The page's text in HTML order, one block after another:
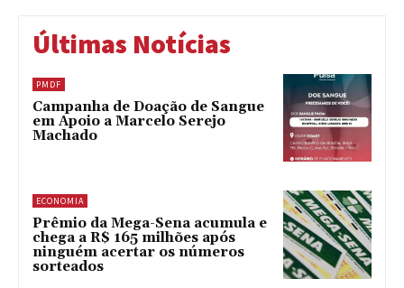
Últimas Notícias
PMDF
Campanha de Doação de Sangue
em Apoio a Marcelo Serejo
Machado
ECONOMIA
Prêmio da Mega-Sena acumula e
chega a R$ 165 milhões após
ninguém acertar os números
sorteados